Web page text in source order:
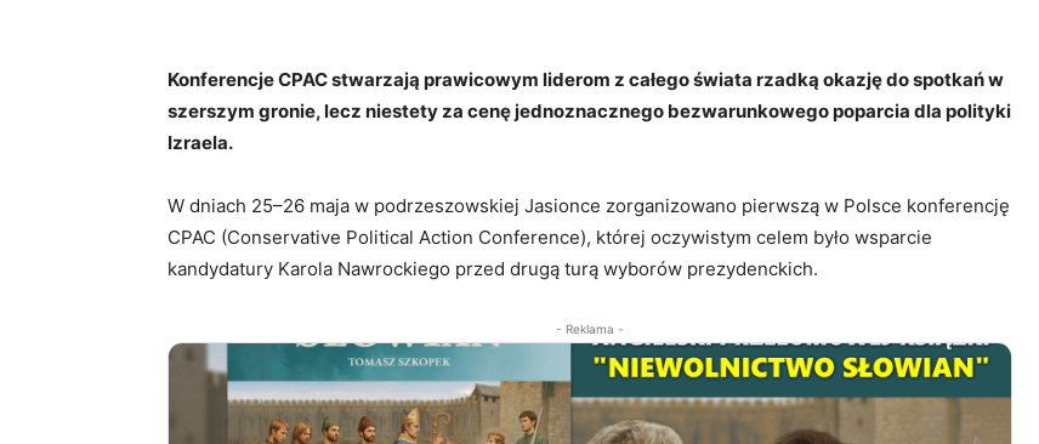
Konferencje CPAC stwarzają prawicowym liderom z całego świata rzadką okazję do spotkań w
szerszym gronie, lecz niestety za cenę jednoznacznego bezwarunkowego poparcia dla polityki
Izraela.
W dniach 25–26 maja w podrzeszowskiej Jasionce zorganizowano pierwszą w Polsce konferencję
CPAC (Conservative Political Action Conference), której oczywistym celem było wsparcie
kandydatury Karola Nawrockiego przed drugą turą wyborów prezydenckich.
- Reklama -